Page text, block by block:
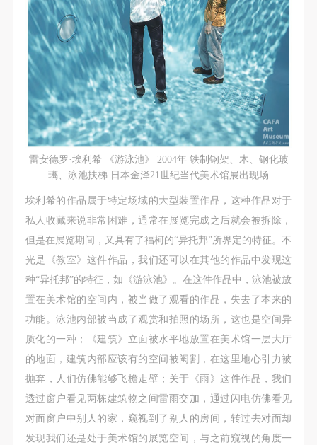
雷安德罗·埃利希 《游泳池》 2004年 铁制钢架、木、钢化玻
璃、泳池扶梯 日本金泽21世纪当代美术馆展出现场
埃利希的作品属于特定场域的大型装置作品，这种作品对于
私人收藏来说非常困难，通常在展览完成之后就会被拆除，
但是在展览期间，又具有了福柯的“异托邦”所界定的特征。不
光是《教室》这件作品，我们还可以在其他的作品中发现这
种“异托邦”的特征，如《游泳池》。在这件作品中，泳池被放
置在美术馆的空间内，被当做了观看的作品，失去了本来的
功能。泳池内部被当成了观赏和拍照的场所，这也是空间异
质化的一种；《建筑》立面被水平地放置在美术馆一层大厅
的地面，建筑内部应该有的空间被阉割，在这里地心引力被
抛弃，人们仿佛能够飞檐走壁；关于《雨》这件作品，我们
透过窗户看见两栋建筑物之间雷雨交加，通过闪电仿佛看见
对面窗户中别人的家，窥视到了别人的房间，转过去对面却
发现我们还是处于美术馆的展览空间，与之前窥视的角度一